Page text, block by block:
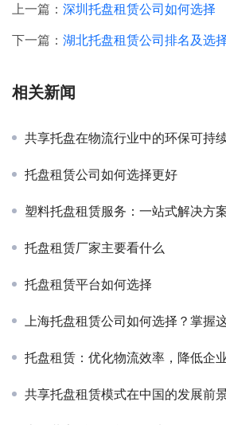
上一篇： 深圳托盘租赁公司如何选择
下一篇： 湖北托盘租赁公司排名及选
相关新闻
共享托盘在物流行业中的环保可持
托盘租赁公司如何选择更好
塑料托盘租赁服务：一站式解决方案
托盘租赁厂家主要看什么
托盘租赁平台如何选择
上海托盘租赁公司如何选择？掌握这些技巧
托盘租赁：优化物流效率，降低企
共享托盘租赁模式在中国的发展前